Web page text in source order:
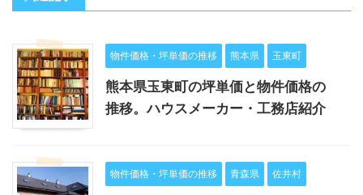
物件価格・坪単価の推移 熊本県 玉東町
熊本県玉東町の坪単価と物件価格の
推移。ハウスメーカー・工務店紹介
物件価格・坪単価の推移 青森県 佐井村